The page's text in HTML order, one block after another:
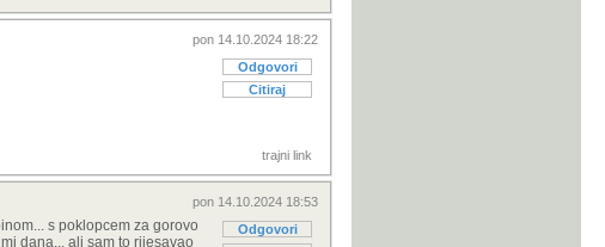
pon 14.10.2024 18:22
Odgovori
Citiraj
trajni link
pon 14.10.2024 18:53
Odgovori
s poklopcem za gorovo
dana... ali sam to rijesavao